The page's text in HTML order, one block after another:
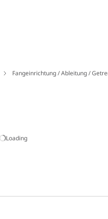
Fangeinrichtung / Ableitung /
Loading